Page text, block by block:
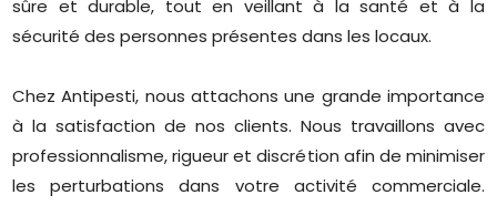
sûre et durable, tout en veillant à la santé et à la
sécurité des personnes présentes dans les locaux.
Chez Antipesti, nous attachons une grande importance
à la satisfaction de nos clients. Nous travaillons avec
professionnalisme, rigueur et discrétion afin de minimiser
les perturbations dans votre activité commerciale.